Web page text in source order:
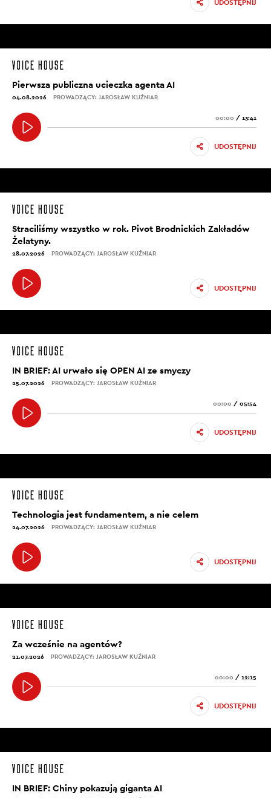
UDOSTĘPNIJ
Pierwsza publiczna ucieczka agenta AI
04.08.2026 PROWADZĄCY: JAROSŁAW KUŹNIAR
00:00 / 13:41
UDOSTĘPNIJ
Straciliśmy wszystko w rok. Pivot Brodnickich Zakładów
Żelatyny.
28.07.2026 PROWADZĄCY: JAROSŁAW KUŹNIAR
UDOSTĘPNIJ
IN BRIEF: AI urwało się OPEN AI ze smyczy
25.07.2026 PROWADZĄCY: JAROSŁAW KUŹNIAR
00:00 / 05:54
UDOSTĘPNIJ
Technologia jest fundamentem, a nie celem
24.07.2026 PROWADZĄCY: JAROSŁAW KUŹNIAR
UDOSTĘPNIJ
Za wcześnie na agentów?
21.07.2026 PROWADZĄCY: JAROSŁAW KUŹNIAR
00:00 / 12:15
UDOSTĘPNIJ
IN BRIEF: Chiny pokazują giganta AI